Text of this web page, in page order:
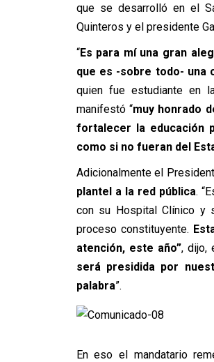
que se desarrolló en el
Quinteros y el presidente
“Es para mí una gran
que es -sobre todo- una
quien fue estudiante en
manifestó “muy honrado
fortalecer la educación
como si no fueran del
Adicionalmente el
plantel a la red pública.
con su Hospital Clínico y
proceso constituyente.
atención, este año”, dijo,
será presidida por
palabra”.
En eso el mandatario